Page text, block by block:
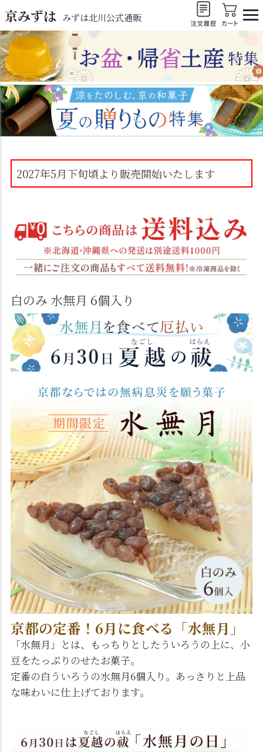
京みずは みずは北川公式通販
2027年5月下旬頃より販売開始いたします
白のみ 水無月 6個入り
京都の定番！6月に食べる「水無月」
「水無月」とは、もっちりとしたういろうの上に、小
豆をたっぷりのせたお菓子。
定番の白ういろうの水無月6個入り。あっさりと上品
な味わいに仕上げております。